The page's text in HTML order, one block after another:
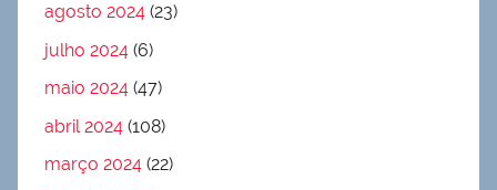
agosto 2024 (23)
julho 2024 (6)
maio 2024 (47)
abril 2024 (108)
março 2024 (22)